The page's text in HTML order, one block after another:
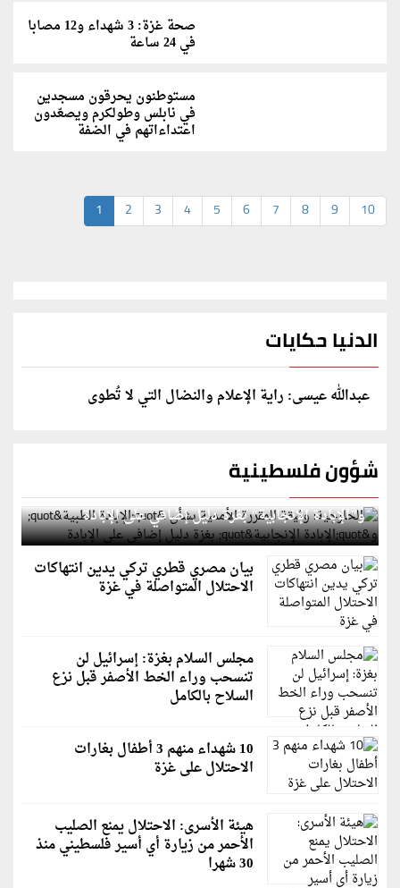
صحة غزة: 3 شهداء و12 مصابا
في 24 ساعة
مستوطنون يحرقون مسجدين
في نابلس وطولكرم ويصعّدون
اعتداءاتهم في الضفة
1 2 3 4 5 6 7 8 9 10
الدنيا حكايات
عبدالله عيسى: راية الإعلام والنضال التي لا تُطوى
شؤون فلسطينية
الخارجية: وثيقة المقررة الأممية بشأن "الإبادة الطبية"
و"الإبادة الإنجابية" بغزة دليل إضافي على الإبادة
بيان مصري قطري تركي يدين انتهاكات
الاحتلال المتواصلة في غزة
مجلس السلام بغزة: إسرائيل لن
تنسحب وراء الخط الأصفر قبل نزع
السلاح بالكامل
10 شهداء منهم 3 أطفال بغارات
الاحتلال على غزة
هيئة الأسرى: الاحتلال يمنع الصليب
الأحمر من زيارة أي أسير فلسطيني منذ
30 شهرا